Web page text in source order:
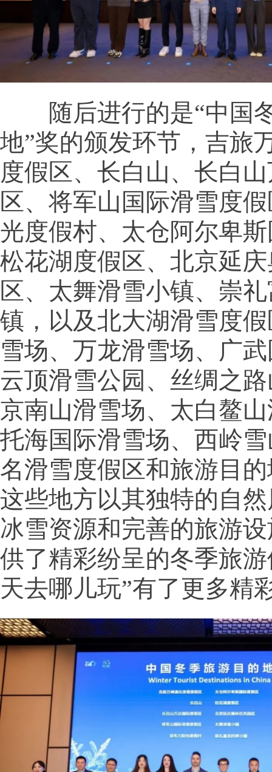
随后进行的是“中国
地”奖的颁发环节，吉旅
度假区、长白山、长白
区、将军山国际滑雪度
光度假村、太仓阿尔卑
松花湖度假区、北京延
区、太舞滑雪小镇、崇
镇，以及北大湖滑雪度
雪场、万龙滑雪场、广
云顶滑雪公园、丝绸之
京南山滑雪场、太白鳌
托海国际滑雪场、西岭
名滑雪度假区和旅游目
这些地方以其独特的自
冰雪资源和完善的旅游
供了精彩纷呈的冬季旅
天去哪儿玩”有了更多精